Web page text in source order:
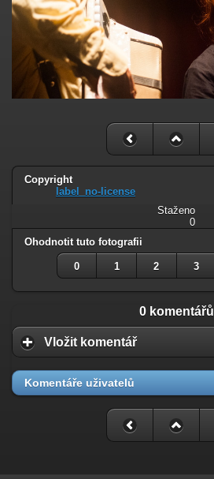
Copyright
label_no-license
Staženo
0
Ohodnotit tuto fotografii
0 1 2 3
0 komentářů
Vložit komentář
Komentáře uživatelů